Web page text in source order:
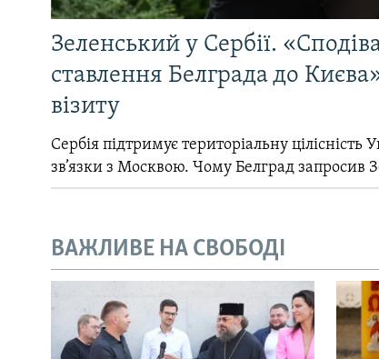
Зеленський у Сербії.
ставлення Белграда до
візиту
Сербія підтримує територіальну цілісність
зв’язки з Москвою. Чому Белград запросив
ВАЖЛИВЕ НА СВОБОДІ